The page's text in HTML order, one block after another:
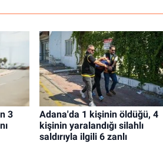
3
Adana'da 1 kişinin öldüğü, 4
kişinin yaralandığı silahlı
saldırıyla ilgili 6 zanlı